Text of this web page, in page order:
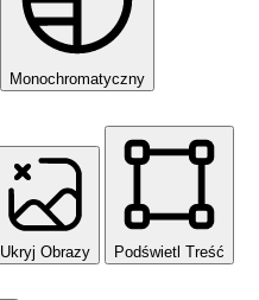
Monochromatyczny
Ukryj Obrazy Podświetl Treść